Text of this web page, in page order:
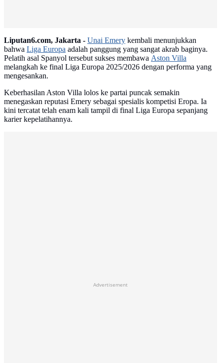
Liputan6.com, Jakarta - Unai Emery kembali menunjukkan
bahwa Liga Europa adalah panggung yang sangat akrab baginya.
Pelatih asal Spanyol tersebut sukses membawa Aston Villa
melangkah ke final Liga Europa 2025/2026 dengan performa yang
mengesankan.
Keberhasilan Aston Villa lolos ke partai puncak semakin
menegaskan reputasi Emery sebagai spesialis kompetisi Eropa. Ia
kini tercatat telah enam kali tampil di final Liga Europa sepanjang
karier kepelatihannya.
Advertisement